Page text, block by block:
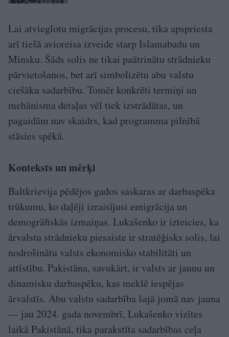
Lai atvieglotu migrācijas procesu, tika apspriesta
arī tiešā avioreisa izveide starp Islamabadu un
Minsku. Šāds solis ne tikai paātrinātu strādnieku
pārvietošanos, bet arī simbolizētu abu valstu
ciešāku sadarbību. Tomēr konkrēti termiņi un
mehānisma detaļas vēl tiek izstrādātas, un
pagaidām nav skaidrs, kad programma pilnībā
stāsies spēkā.
Konteksts un mērķi
Baltkrievija pēdējos gados saskaras ar darbaspēka
trūkumu, ko daļēji izraisījusi emigrācija un
demogrāfiskās izmaiņas. Lukašenko ir izteicies, ka
ārvalstu strādnieku piesaiste ir stratēģisks solis, lai
nodrošinātu valsts ekonomisko stabilitāti un
attīstību. Pakistāna, savukārt, ir valsts ar jaunu un
dinamisku darbaspēku, kas meklē iespējas
ārvalstīs. Abu valstu sadarbība šajā jomā nav jauna
— jau 2024. gada novembrī, Lukašenko vizītes
laikā Pakistānā, tika parakstīta sadarbības ceļa